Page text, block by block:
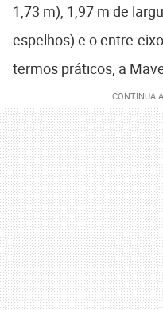
1,73 m), 1,97 m de
espelhos) e o entre-
termos práticos, a